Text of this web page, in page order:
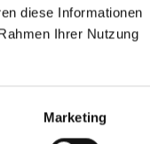
diese Informationen
Ihrer Nutzung
Marketing